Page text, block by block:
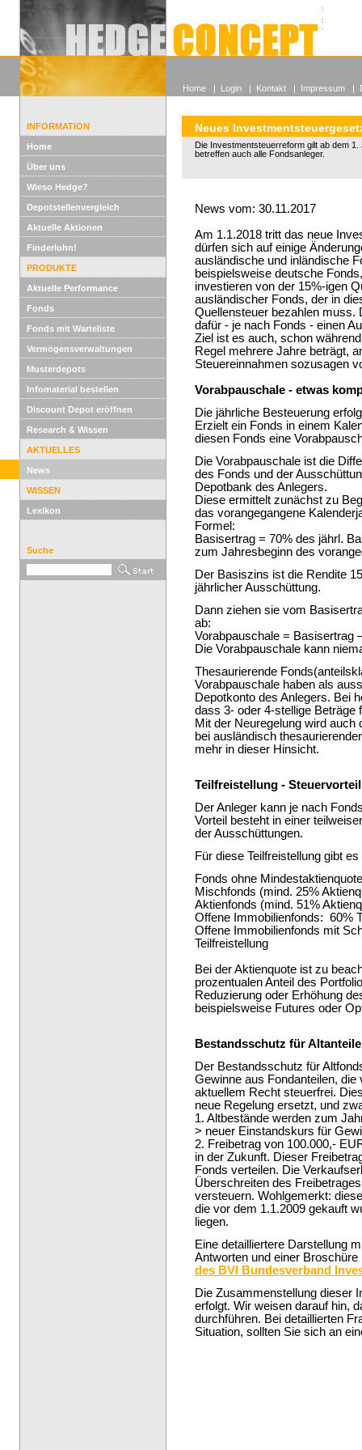
Alle
Wieso
INFORMATION
Home
Über uns
Wieso Hedge?
Depotstellenvergleich
Aktuelle Aktionen
Finderlohn!
PRODUKTE
Aktuelle Performance
Fonds
Fonds mit Warteliste
Vermögensverwaltungen
Musterdepots
Infomaterial bestellen
Discount Depot eröffnen
Research & Wissen
AKTUELLES
News
WISSEN
Lexikon
Suche
Neues
Die Investmentsteuerreform gilt ab dem
betreffen auch alle Fondsanleger.
News vom: 30.11.2017
Am 1.1.2018 tritt das neue
dürfen sich auf einige
ausländische und inländische
beispielsweise deutsche
investieren von der 15%-igen
ausländischer Fonds, der in
Quellensteuer bezahlen muss.
dafür - je nach Fonds - einen
Ziel ist es auch, schon
Regel mehrere Jahre beträgt,
Steuereinnahmen sozusagen
Vorabpauschale - etwas
Die jährliche Besteuerung
Erzielt ein Fonds in einem
diesen Fonds eine
Die Vorabpauschale ist die
des Fonds und der
Depotbank des Anlegers.
Diese ermittelt zunächst zu
das vorangegangene
Formel:
Basisertrag = 70% des jährl.
zum Jahresbeginn des
Der Basiszins ist die Rendite
jährlicher Ausschüttung.
Dann ziehen sie vom
ab:
Vorabpauschale = Basisertrag
Die Vorabpauschale kann
Thesaurierende
Vorabpauschale haben als
Depotkonto des Anlegers. Bei
dass 3- oder 4-stellige Beträge
Mit der Neuregelung wird auch
bei ausländisch
mehr in dieser Hinsicht.
Teilfreistellung -
Der Anleger kann je nach
Vorteil besteht in einer
der Ausschüttungen.
Für diese Teilfreistellung gibt
Fonds ohne
Mischfonds (mind. 25%
Aktienfonds (mind. 51%
Offene Immobilienfonds: 60%
Offene Immobilienfonds mit
Teilfreistellung
Bei der Aktienquote ist zu
prozentualen Anteil des
Reduzierung oder Erhöhung
beispielsweise Futures oder
Bestandsschutz für
Der Bestandsschutz für
Gewinne aus Fondanteilen,
aktuellem Recht steuerfrei.
neue Regelung ersetzt, und
1. Altbestände werden zum
> neuer Einstandskurs für
2. Freibetrag von 100.000,-
in der Zukunft. Dieser
Fonds verteilen. Die
Überschreiten des
versteuern. Wohlgemerkt:
die vor dem 1.1.2009 gekauft
liegen.
Eine detailliertere Darstellung
Antworten und einer
des BVI Bundesverband
Die Zusammenstellung dieser
erfolgt. Wir weisen darauf hin,
durchführen. Bei detaillierten
Situation, sollten Sie sich an
Home | Login | Kontakt | Impressum |